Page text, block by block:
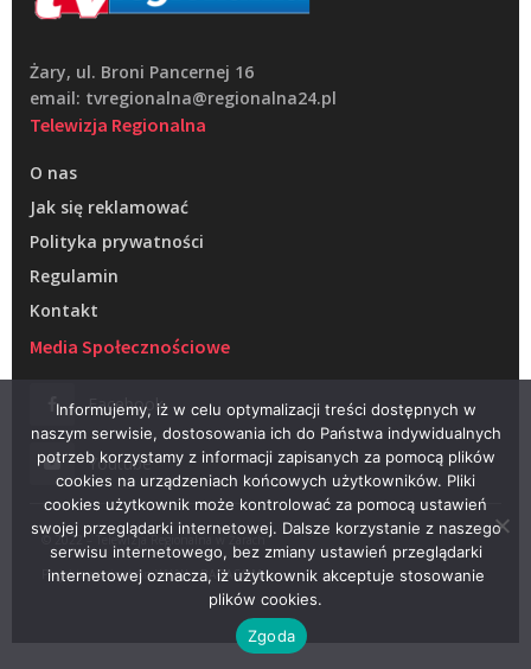
Żary, ul. Broni Pancernej 16
email: tvregionalna@regionalna24.pl
Telewizja Regionalna
O nas
Jak się reklamować
Polityka prywatności
Regulamin
Kontakt
Media Społecznościowe
Facebook
Youtube
© 2022 – Telewizja Regionalna w Żarach
Projektowanie stron WWW –RAGACOM
Informujemy, iż w celu optymalizacji treści dostępnych w
naszym serwisie, dostosowania ich do Państwa indywidualnych
potrzeb korzystamy z informacji zapisanych za pomocą plików
cookies na urządzeniach końcowych użytkowników. Pliki
cookies użytkownik może kontrolować za pomocą ustawień
swojej przeglądarki internetowej. Dalsze korzystanie z naszego
serwisu internetowego, bez zmiany ustawień przeglądarki
internetowej oznacza, iż użytkownik akceptuje stosowanie
plików cookies.
Zgoda